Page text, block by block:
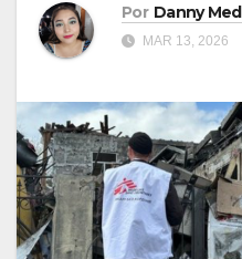
Por Danny
MAR 13, 2026